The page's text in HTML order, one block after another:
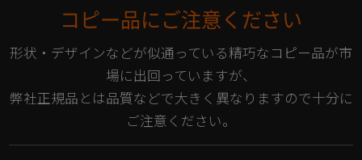
コピー品にご注意ください
形状・デザインなどが似通っている精巧なコピー品が市
場に出回っていますが、
弊社正規品とは品質などで大きく異なりますので十分に
ご注意ください。